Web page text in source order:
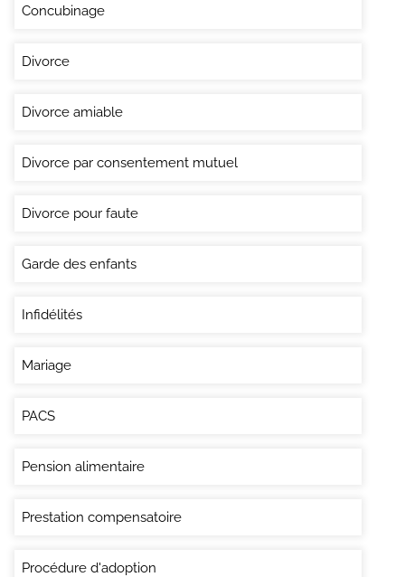
Concubinage
Divorce
Divorce amiable
Divorce par consentement mutuel
Divorce pour faute
Garde des enfants
Infidélités
Mariage
PACS
Pension alimentaire
Prestation compensatoire
Procédure d'adoption